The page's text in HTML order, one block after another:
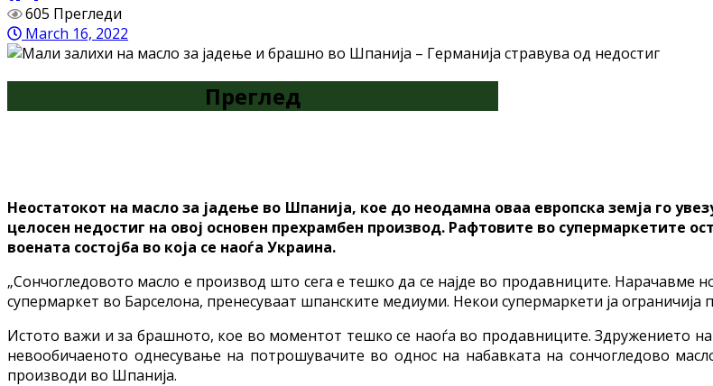
605 Прегледи
March 16, 2022
Преглед
Неостатокот на масло за јадење во Шпанија, кое до неодамна оваа европска земја го
целосен недостиг на овој основен прехрамбен производ. Рафтовите во супермаркетите
воената состојба во која се наоѓа Украина.
„Сончогледовото масло е производ што сега е тешко да се најде во продавниците. Нарачавме
супермаркет во Барселона, пренесуваат шпанските медиуми. Некои супермаркети ја
Истото важи и за брашното, кое во моментот тешко се наоѓа во продавниците. Здружението
невообичаеното однесување на потрошувачите во однос на набавката на сончогледово
производи во Шпанија.